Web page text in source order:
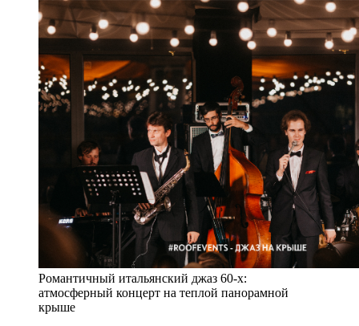
Романтичный итальянский джаз 60-х:
атмосферный концерт на теплой панорамной
крыше